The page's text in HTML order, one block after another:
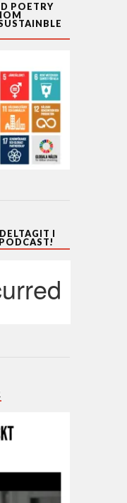
POETRY
I